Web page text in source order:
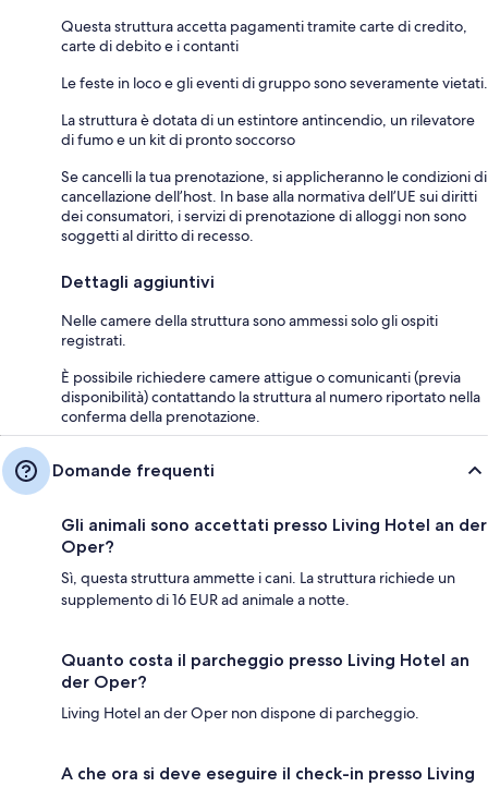
Questa struttura accetta pagamenti tramite carte di credito,
carte di debito e i contanti
Le feste in loco e gli eventi di gruppo sono severamente vietati.
La struttura è dotata di un estintore antincendio, un rilevatore
di fumo e un kit di pronto soccorso
Se cancelli la tua prenotazione, si applicheranno le condizioni di
cancellazione dell’host. In base alla normativa dell’UE sui diritti
dei consumatori, i servizi di prenotazione di alloggi non sono
soggetti al diritto di recesso.
Dettagli aggiuntivi
Nelle camere della struttura sono ammessi solo gli ospiti
registrati.
È possibile richiedere camere attigue o comunicanti (previa
disponibilità) contattando la struttura al numero riportato nella
conferma della prenotazione.
Domande frequenti
Gli animali sono accettati presso Living Hotel an der
Oper?
Sì, questa struttura ammette i cani. La struttura richiede un
supplemento di 16 EUR ad animale a notte.
Quanto costa il parcheggio presso Living Hotel an
der Oper?
Living Hotel an der Oper non dispone di parcheggio.
A che ora si deve eseguire il check-in presso Living